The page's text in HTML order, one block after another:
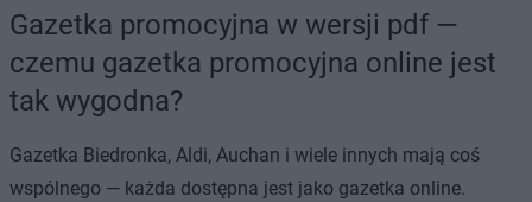
Gazetka promocyjna w wersji pdf —
czemu gazetka promocyjna online jest
tak wygodna?
Gazetka Biedronka, Aldi, Auchan i wiele innych mają coś
wspólnego — każda dostępna jest jako gazetka online.